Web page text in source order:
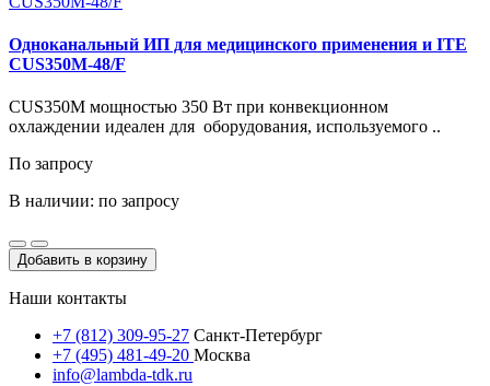
Одноканальный ИП для медицинского применения и ITE
CUS350M-48/F
CUS350M мощностью 350 Вт при конвекционном
охлаждении идеален для оборудования, используемого ..
По запросу
В наличии: по запросу
Добавить в корзину
Наши контакты
+7 (812) 309-95-27 Санкт-Петербург
+7 (495) 481-49-20 Москва
info@lambda-tdk.ru